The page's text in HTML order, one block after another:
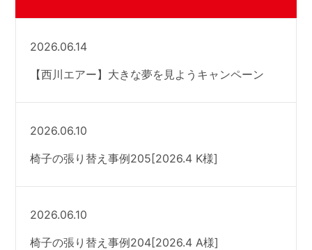
2026.06.14
【西川エアー】大きな夢を見ようキャンペーン
2026.06.10
椅子の張り替え事例205[2026.4 K様]
2026.06.10
椅子の張り替え事例204[2026.4 A様]